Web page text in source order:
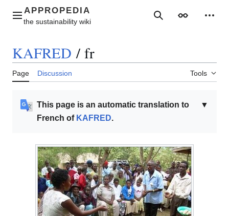
contentMain menu SearchAppearance
KAFRED / fr
Page Discussion Tools
▼
This page is an automatic translation to
French of KAFRED.